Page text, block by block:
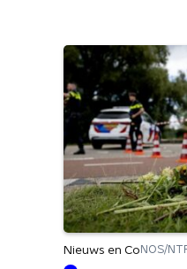
Nieuws en Co NOS/